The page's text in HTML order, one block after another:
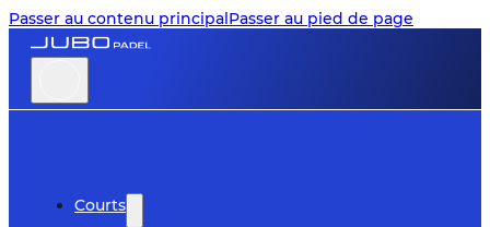
Passer au contenu principalPasser au pied de page
Courts